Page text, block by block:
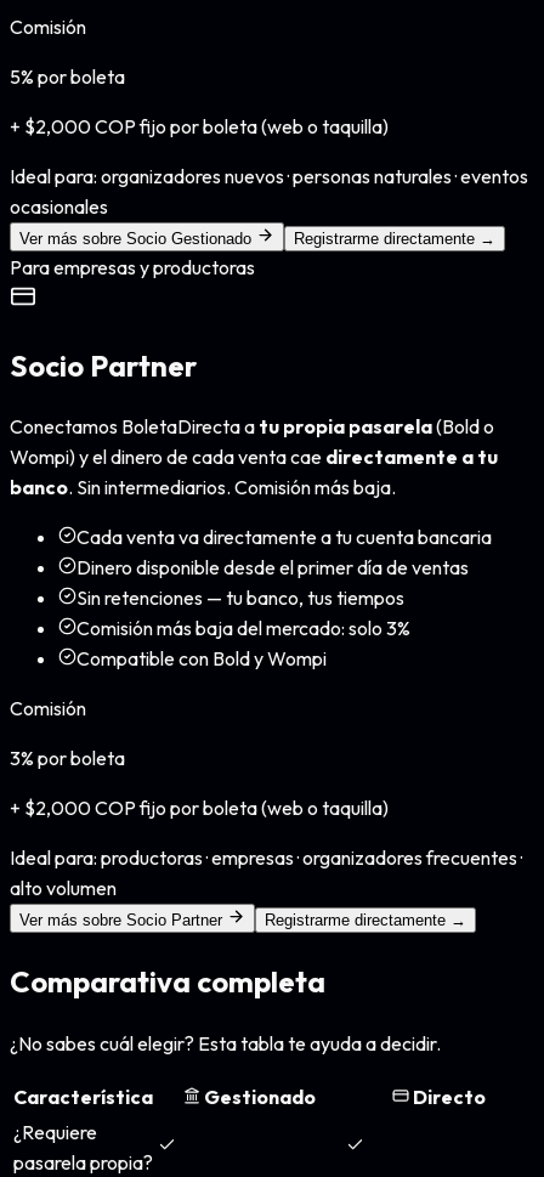
Comisión
5% por boleta
+ $2,000 COP fijo por boleta (web o taquilla)
Ideal para: organizadores nuevos · personas naturales · eventos
ocasionales
Ver más sobre Socio Gestionado Registrarme directamente →
Para empresas y productoras
Socio Partner
Conectamos BoletaDirecta a tu propia pasarela(Bold o
Wompi) y el dinero de cada venta cae directamente a tu
banco. Sin intermediarios. Comisión más baja.
Cada venta va directamente a tu cuenta bancaria
Dinero disponible desde el primer día de ventas
Sin retenciones — tu banco, tus tiempos
Comisión más baja del mercado: solo 3%
Compatible con Bold y Wompi
Comisión
3% por boleta
+ $2,000 COP fijo por boleta (web o taquilla)
Ideal para: productoras · empresas · organizadores frecuentes ·
alto volumen
Ver más sobre Socio Partner Registrarme directamente →
Comparativa completa
¿No sabes cuál elegir? Esta tabla te ayuda a decidir.
Característica Gestionado
Directo
¿Requiere
pasarela propia?